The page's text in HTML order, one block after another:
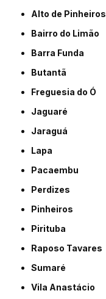
Alto de Pinheiros
Bairro do Limão
Barra Funda
Butantã
Freguesia do Ó
Jaguaré
Jaraguá
Lapa
Pacaembu
Perdizes
Pinheiros
Pirituba
Raposo Tavares
Sumaré
Vila Anastácio